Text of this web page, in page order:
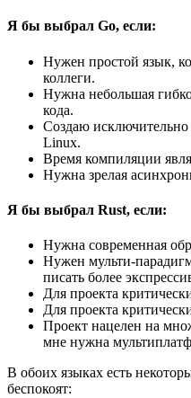
Я бы выбрал Go, если:
Нужен простой язык,
коллеги.
Нужна небольшая
кода.
Создаю
Linux.
Время компиляции
Нужна зрелая
Я бы выбрал Rust, если:
Нужна современная
Нужен мульти-
писать более
Для проекта
Для проекта
Проект нацелен на
мне нужна
В обоих языках есть
беспокоят: